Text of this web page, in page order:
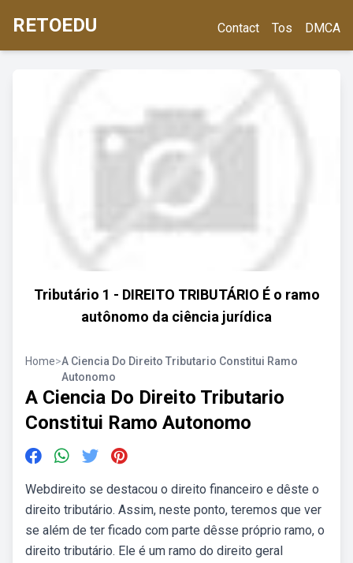
RETOEDU Contact Tos DMCA
Tributário 1 - DIREITO TRIBUTÁRIO É o ramo
autônomo da ciência jurídica
Home>A Ciencia Do Direito Tributario Constitui Ramo
Autonomo
A Ciencia Do Direito Tributario
Constitui Ramo Autonomo
Webdireito se destacou o direito financeiro e dêste o
direito tributário. Assim, neste ponto, teremos que ver
se além de ter ficado com parte dêsse próprio ramo, o
direito tributário. Ele é um ramo do direito geral